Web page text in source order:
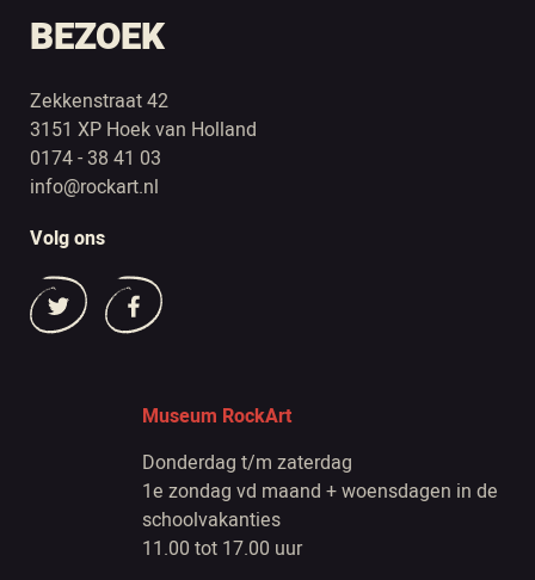
BEZOEK
Zekkenstraat 42
3151 XP Hoek van Holland
0174 - 38 41 03
info@rockart.nl
Volg ons
Museum RockArt
Donderdag t/m zaterdag
1e zondag vd maand + woensdagen in de
schoolvakanties
11.00 tot 17.00 uur